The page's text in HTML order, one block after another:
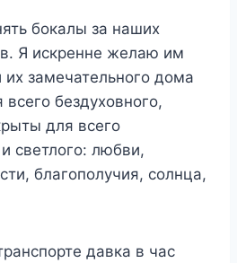
бокалы за наших
. Я искренне желаю им
замечательного дома
бездуховного,
для всего
светлого: любви,
благополучия, солнца,
давка в час